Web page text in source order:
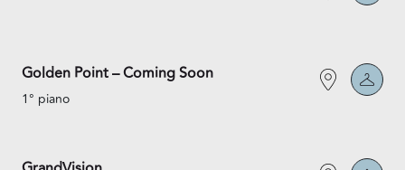
Golden Point – Coming Soon
1° piano